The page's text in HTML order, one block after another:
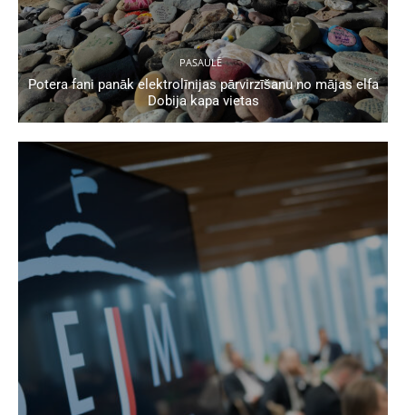
PASAULĒ
Potera fani panāk elektrolīnijas pārvirzīšanu no mājas elfa
Dobija kapa vietas